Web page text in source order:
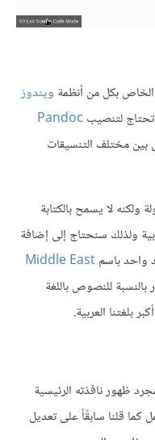
الخاص بكل من أنظمة ويندوز
لتنصيب Pandoc
بين مختلف التنسيقات
ولكنه لا يسمح بالكتابة
ولذلك سنحتاج إلى إضافة
Middle East
بالنسبة للنصوص باللغة
بلغتنا العربية.
ظهور نافذته الرئيسية
كما قلنا سابقًأ على تعديل